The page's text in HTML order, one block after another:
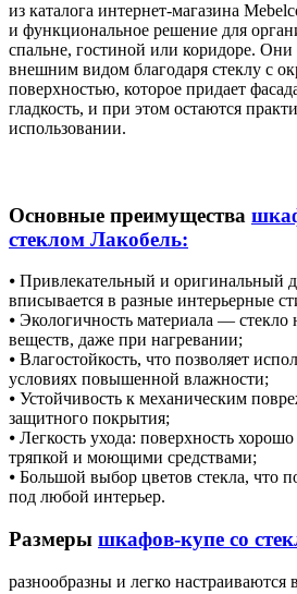
из каталога интернет-магазина
и функциональное решение для
спальне, гостиной или коридоре.
внешним видом благодаря стеклу с
поверхностью, которое придает
гладкость, и при этом остаются
использовании.
Основные преимущества
стеклом Лакобель:
⦁ Привлекательный и оригинальный
вписывается в разные интерьерные
⦁ Экологичность материала — стекло
веществ, даже при нагревании;
⦁ Влагостойкость, что позволяет
условиях повышенной влажности;
⦁ Устойчивость к механическим
защитного покрытия;
⦁ Легкость ухода: поверхность
тряпкой и моющими средствами;
⦁ Большой выбор цветов стекла, что
под любой интерьер.
Размеры шкафов-купе со
разнообразны и легко настраиваются